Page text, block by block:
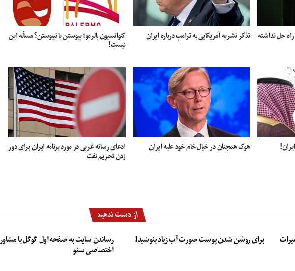
حل نداشته
تذکر نشریه آمریکایی به ترامپ درباره ایران
کنوانسیون پالرمو؛ پیوستن یا نپیوستن؟ مسأله این
نیست!
هوک همچنان در خیال خام خود علیه ایران
ادعای رسانه غربی در مورد برنامه ایران برای دور
زدن تحریم نفت
از دست ندهید
برای روشن شدن پوست صورت آب زیاد بنوشید!
رساندن سایت به صفحه اول گوگل با مشاور
اختصاصی سئو